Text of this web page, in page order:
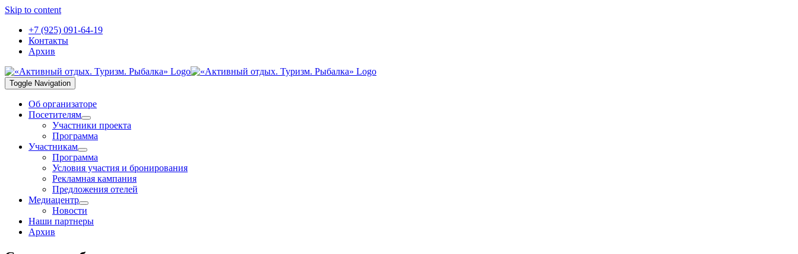
Skip to content
+7 (925) 091-64-19
Контакты
Архив
Toggle Navigation
Об организаторе
Посетителям
Участники проекта
Программа
Участникам
Программа
Условия участия и бронирования
Рекламная кампания
Предложения отелей
Медиацентр
Новости
Наши партнеры
Архив